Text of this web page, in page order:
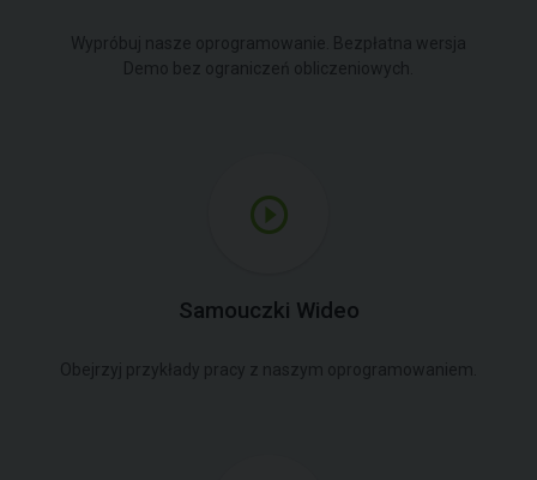
Wypróbuj nasze oprogramowanie. Bezpłatna wersja
Demo bez ograniczeń obliczeniowych.
Samouczki Wideo
Obejrzyj przykłady pracy z naszym oprogramowaniem.